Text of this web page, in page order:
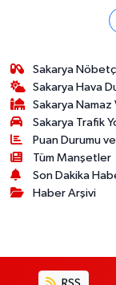
Sakarya
Sakarya Hava
Sakarya Namaz
Sakarya Trafik
Puan Durumu
Tüm Manşetler
Son Dakika
Haber Arşivi